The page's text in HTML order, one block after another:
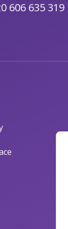
606 635 319